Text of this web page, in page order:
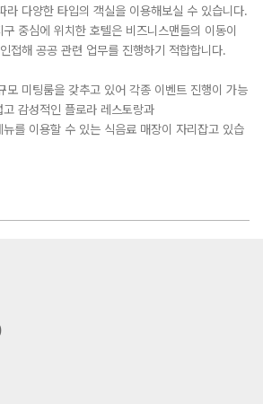
라 다양한 타입의 객실을 이용해보실 수 있습니다.
중심에 위치한 호텔은 비즈니스맨들의 이동이
접해 공공 관련 업무를 진행하기 적합합니다.
모 미팅룸을 갖추고 있어 각종 이벤트 진행이 가능
감성적인 플로라 레스토랑과
를 이용할 수 있는 식음료 매장이 자리잡고 있습